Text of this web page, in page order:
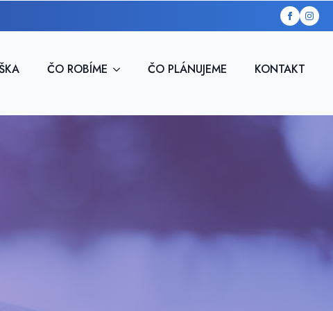
ČO ROBÍME ČO PLÁNUJEME KONTAKT